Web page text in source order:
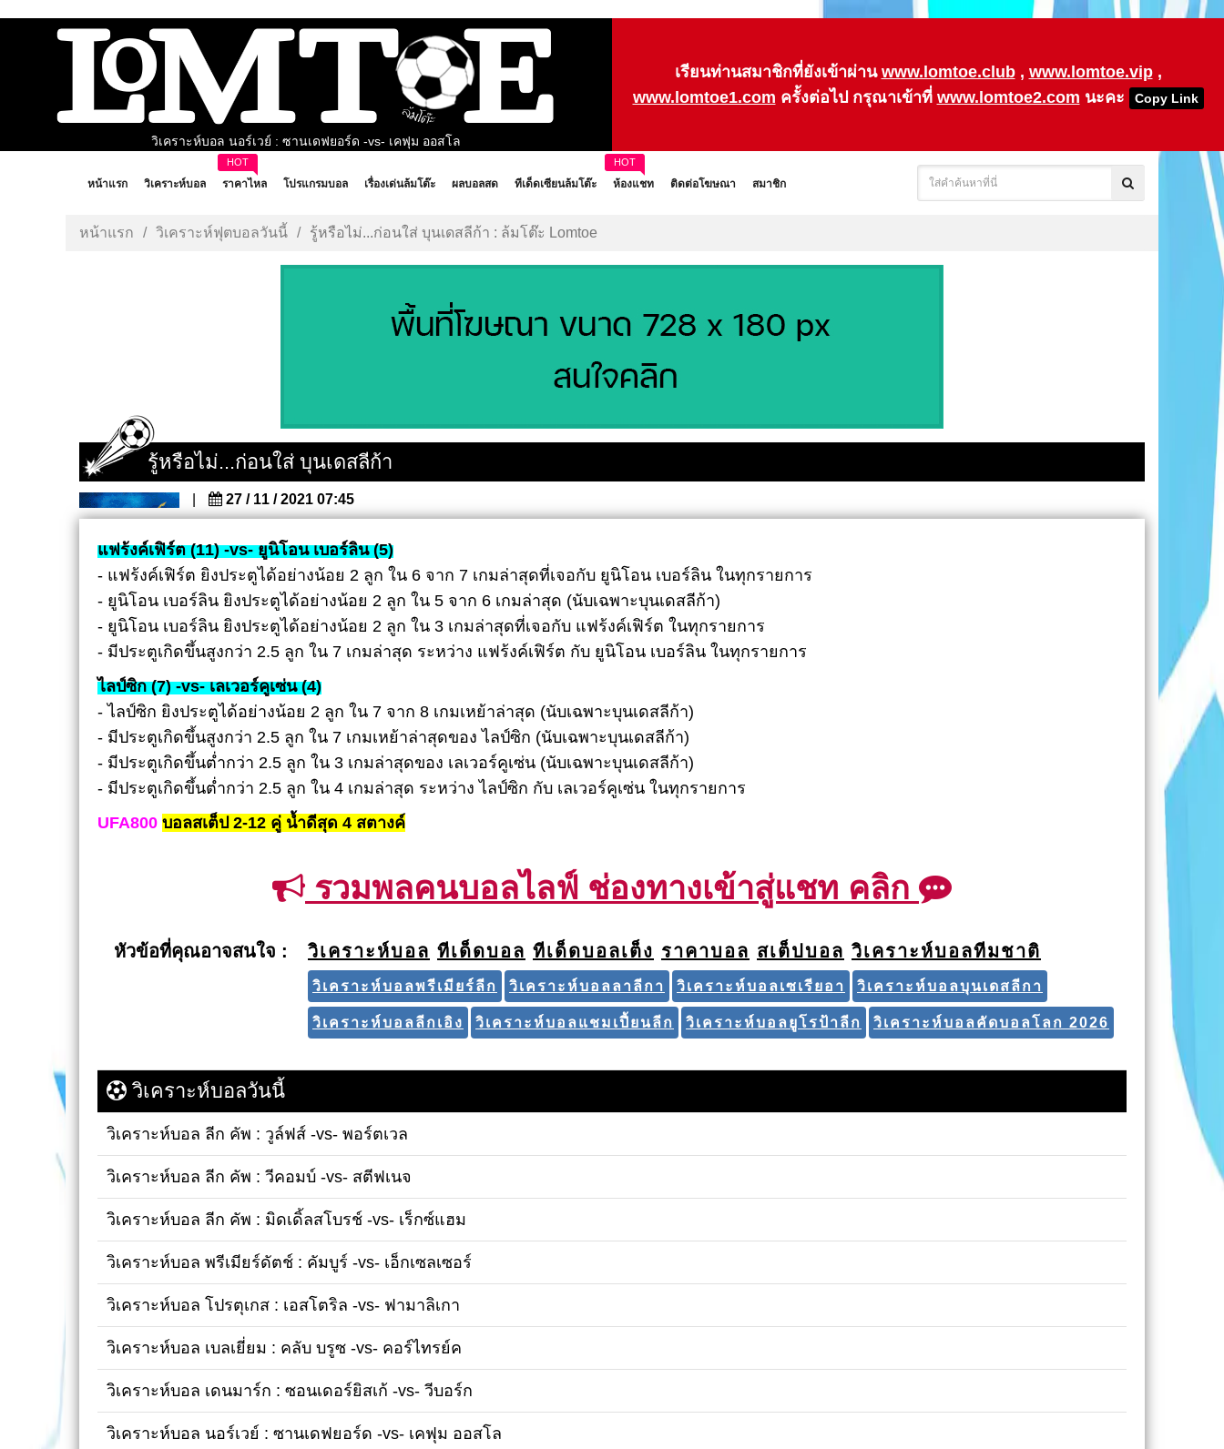
วิเคราะห์บอล นอร์เวย์ : ซานเดฟยอร์ด -vs- เคฟุม ออสโล
วิเคราะห์บอล เบลเยี่ยม : คลับ บรูซ -vs- คอร์ไทรย์ค
วิเคราะห์บอล ไอร์แลนด์ ดิวิชั่น 1 : เบรย์ วันเดอเรอร์ส -vs- ฟินน์ ฮาร์ปส์
วิเคราะห์บอล ไอร์แลนด์ : เชลบอร์น -vs- เซนต์ แพทริคส์
วิเคราะห์บอล สวีเดน ซูเปอร์เร็ตเท่น : ออสเตอร์ซุนด์ -vs- ซุนด์สวาลล์
วิเคราะห์บอล ไอร์แลนด์ : เดอร์รี่ ซิตี้ -vs- สลิโก้ โรเวอร์ส
วิเคราะห์บอล ไอร์แลนด์ : กัลเวย์ ยูไนเต็ด -vs- ดร็อกเฮด้า
วิเคราะห์บอล เดนมาร์ก : ซอนเดอร์ยิสเก้ -vs- วีบอร์ก
วิเคราะห์บอล ไอร์แลนด์ ดิวิชั่น 1 : แอธโลน ทาวน์ -vs- ลองฟอร์ด ทาวน์
"จับกระแสบอลแรง" บอลทำตังค์ในชั่วโมงนี้...อยากบวกตามมาด่วน
ทีเด็ดอันเดอร์...เจอ จับ แจก!! (คัดเน้นๆ)
ทีเด็ดโอเวอร์...เจอ จับ แจก!! (คัดเน้นๆ)
วิเคราะห์บอล ฟินแลนด์ : เอสเจเค ไซนาโยน -vs- กนิสตัน
วิเคราะห์บอล พรีเมียร์ดัตช์ : คัมบูร์ -vs- เอ็กเซลเซอร์
วิเคราะห์บอล โปรตุเกส : เอสโตริล -vs- ฟามาลิเกา
วิเคราะห์บอล นอร์เวย์ : ซานเดฟยอร์ด -vs- เคฟุม ออสโล
เรียนท่านสมาชิกที่ยังเข้าผ่าน www.lomtoe.club, www.lomtoe.vip,
www.lomtoe1.com ครั้งต่อไป กรุณาเข้าที่ www.lomtoe2.com นะคะ Copy Link
หน้าแรก วิเคราะห์บอล ราคาไหล
HOT
โปรแกรมบอล เรื่องเด่นล้มโต๊ะ ผลบอลสด ทีเด็ดเซียนล้มโต๊ะ ห้องแชท
HOT
ติดต่อโฆษณา สมาชิก
หน้าแรก วิเคราะห์ฟุตบอลวันนี้ รู้หรือไม่...ก่อนใส่ บุนเดสลีก้า : ล้มโต๊ะ Lomtoe
รู้หรือไม่...ก่อนใส่ บุนเดสลีก้า
27 / 11 / 2021 07:45
แฟร้งค์เฟิร์ต (11) -vs- ยูนิโอน เบอร์ลิน (5)
- แฟร้งค์เฟิร์ต ยิงประตูได้อย่างน้อย 2 ลูก ใน 6 จาก 7 เกมล่าสุดที่เจอกับ ยูนิโอน เบอร์ลิน ในทุกรายการ
- ยูนิโอน เบอร์ลิน ยิงประตูได้อย่างน้อย 2 ลูก ใน 5 จาก 6 เกมล่าสุด (นับเฉพาะบุนเดสลีก้า)
- ยูนิโอน เบอร์ลิน ยิงประตูได้อย่างน้อย 2 ลูก ใน 3 เกมล่าสุดที่เจอกับ แฟร้งค์เฟิร์ต ในทุกรายการ
- มีประตูเกิดขึ้นสูงกว่า 2.5 ลูก ใน 7 เกมล่าสุด ระหว่าง แฟร้งค์เฟิร์ต กับ ยูนิโอน เบอร์ลิน ในทุกรายการ
ไลป์ซิก (7) -vs- เลเวอร์คูเซ่น (4)
- ไลป์ซิก ยิงประตูได้อย่างน้อย 2 ลูก ใน 7 จาก 8 เกมเหย้าล่าสุด (นับเฉพาะบุนเดสลีก้า)
- มีประตูเกิดขึ้นสูงกว่า 2.5 ลูก ใน 7 เกมเหย้าล่าสุดของ ไลป์ซิก (นับเฉพาะบุนเดสลีก้า)
- มีประตูเกิดขึ้นต่ำกว่า 2.5 ลูก ใน 3 เกมล่าสุดของ เลเวอร์คูเซ่น (นับเฉพาะบุนเดสลีก้า)
- มีประตูเกิดขึ้นต่ำกว่า 2.5 ลูก ใน 4 เกมล่าสุด ระหว่าง ไลป์ซิก กับ เลเวอร์คูเซ่น ในทุกรายการ
UFA800 บอลสเต็ป 2-12 คู่ น้ำดีสุด 4 สตางค์
รวมพลคนบอลไลฟ์ ช่องทางเข้าสู่แชท คลิก
หัวข้อที่คุณอาจสนใจ : วิเคราะห์บอล ทีเด็ดบอล ทีเด็ดบอลเต็ง ราคาบอล สเต็ปบอล วิเคราะห์บอลทีมชาติ
วิเคราะห์บอลพรีเมียร์ลีก วิเคราะห์บอลลาลีกา วิเคราะห์บอลเซเรียอา วิเคราะห์บอลบุนเดสลีกา
วิเคราะห์บอลลีกเอิง วิเคราะห์บอลแชมเปี้ยนลีก วิเคราะห์บอลยูโรป้าลีก วิเคราะห์บอลคัดบอลโลก 2026
วิเคราะห์บอลวันนี้
วิเคราะห์บอล ลีก คัพ : วูล์ฟส์ -vs- พอร์ตเวล
วิเคราะห์บอล ลีก คัพ : วีคอมบ์ -vs- สตีฟเนจ
วิเคราะห์บอล ลีก คัพ : มิดเดิ้ลสโบรช์ -vs- เร็กซ์แฮม
วิเคราะห์บอล พรีเมียร์ดัตช์ : คัมบูร์ -vs- เอ็กเซลเซอร์
วิเคราะห์บอล โปรตุเกส : เอสโตริล -vs- ฟามาลิเกา
วิเคราะห์บอล เบลเยี่ยม : คลับ บรูซ -vs- คอร์ไทรย์ค
วิเคราะห์บอล เดนมาร์ก : ซอนเดอร์ยิสเก้ -vs- วีบอร์ก
วิเคราะห์บอล นอร์เวย์ : ซานเดฟยอร์ด -vs- เคฟุม ออสโล